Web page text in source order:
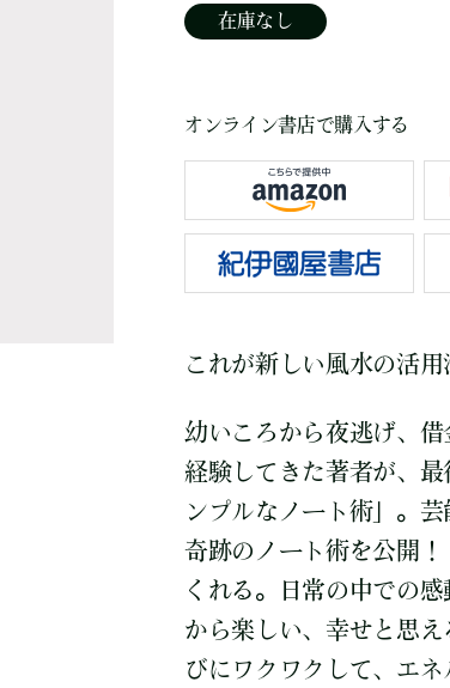
在庫なし
オンライン書店で購入する
これが新しい風水の活用
幼いころから夜逃げ、
経験してきた著者が、
ンプルなノート術」。
奇跡のノート術を公開
くれる。日常の中での
から楽しい、幸せと思
びにワクワクして、エ